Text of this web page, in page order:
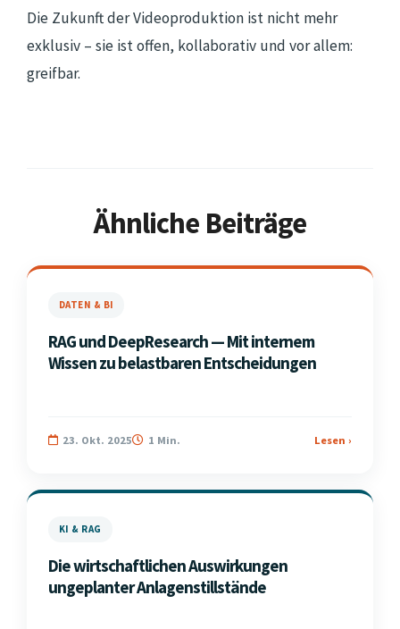
Die Zukunft der Videoproduktion ist nicht mehr
exklusiv – sie ist offen, kollaborativ und vor allem:
greifbar.
Ähnliche Beiträge
DATEN & BI
RAG und DeepResearch — Mit internem
Wissen zu belastbaren Entscheidungen
23. Okt. 2025 1 Min. Lesen ›
KI & RAG
Die wirtschaftlichen Auswirkungen
ungeplanter Anlagenstillstände